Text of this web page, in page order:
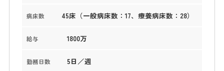
病床数 45床（一般病床数：17、療養病床数：28）
給与 1800万
勤務日数 5日／週